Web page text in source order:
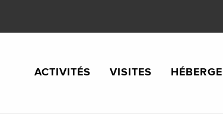
ACTIVITÉS VISITES